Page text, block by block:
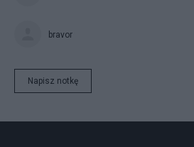
bravor
Napisz notkę